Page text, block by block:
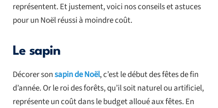
représentent. Et justement, voici nos conseils et astuces
pour un Noël réussi à moindre coût.
Le sapin
Décorer sonsapin de Noël, c’est le début des fêtes de fin
d’année. Or le roi des forêts, qu’il soit naturel ou artificiel,
représente un coût dans le budget alloué aux fêtes. En